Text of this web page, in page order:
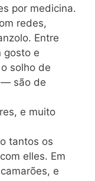
por medicina.
redes,
Entre
gosto e
solho de
— são de
e muito
tantos os
elles. Em
e